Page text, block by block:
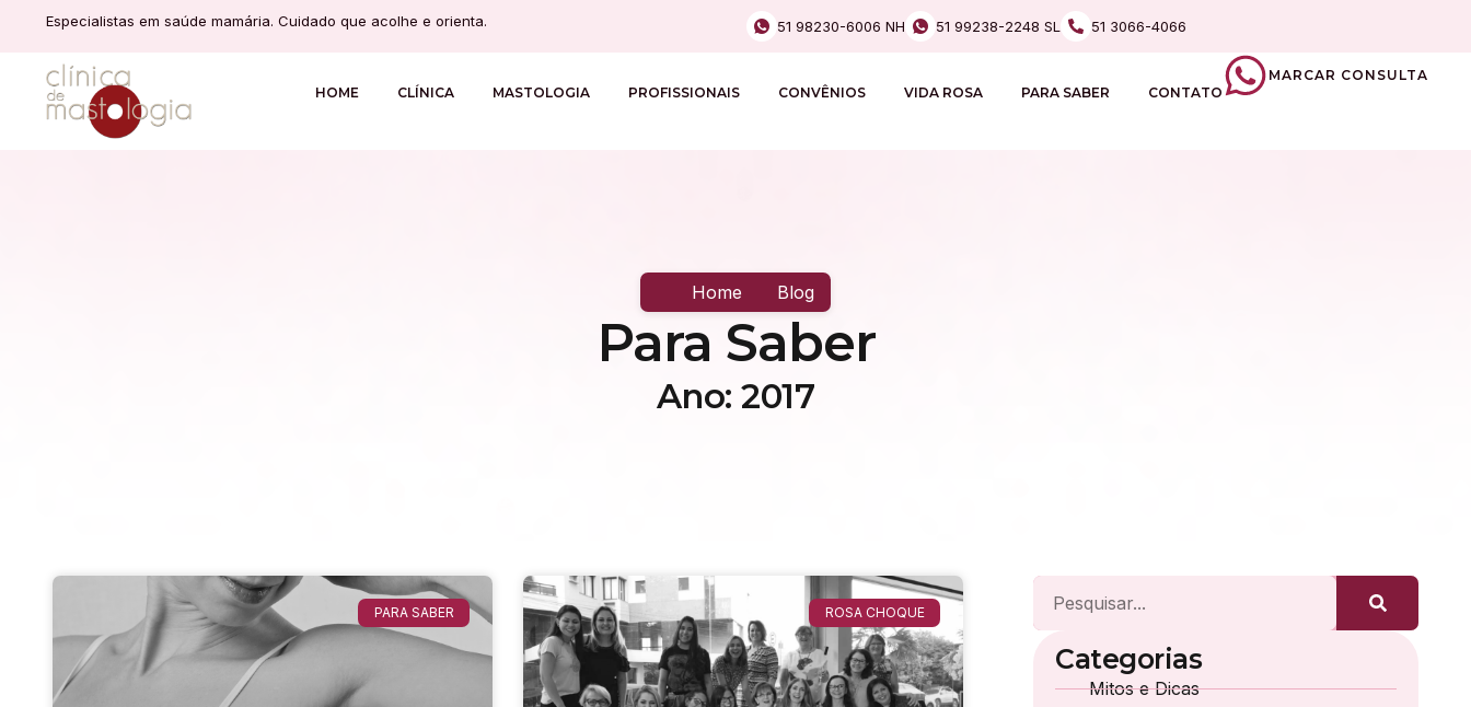
Especialistas em saúde mamária. Cuidado que acolhe e orienta. 51 98230-6006 NH 51 99238-2248 SL 51 3066-4066
HOME CLÍNICA MASTOLOGIA PROFISSIONAIS CONVÊNIOS VIDA ROSA PARA SABER CONTATO
MARCAR CONSULTA
Home Blog
Para Saber
Ano: 2017
PARA SABER ROSA CHOQUE
Categorias
Mitos e Dicas